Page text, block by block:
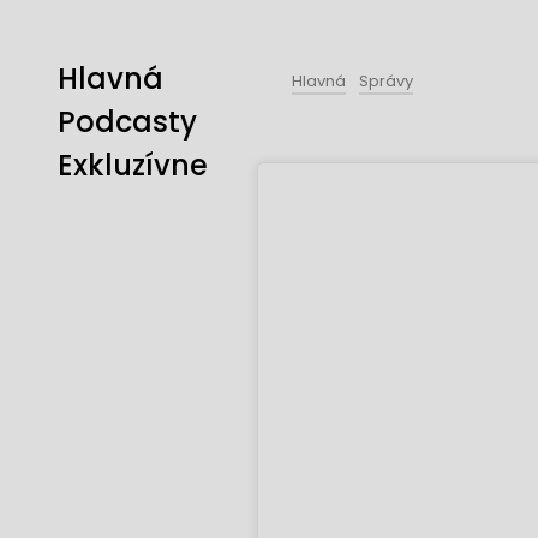
Hlavná
Podcasty
Exkluzívne
Hlavná Správy